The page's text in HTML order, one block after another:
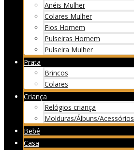
Anéis Mulher
Colares Mulher
Fios Homem
Pulseiras Homem
Pulseira Mulher
Prata
Brincos
Colares
Criança
Relógios criança
Molduras/Álbuns/Acessórios
Bebé
Casa